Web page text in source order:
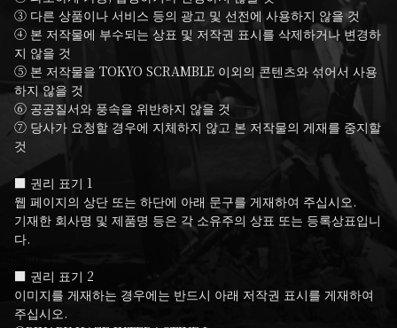
③ 다른 상품이나 서비스 등의 광고 및 선전에 사용하지 않을 것
④ 본 저작물에 부수되는 상표 및 저작권 표시를 삭제하거나 변경하
지 않을 것
⑤ 본 저작물을 TOKYO SCRAMBLE 이외의 콘텐츠와 섞어서 사용
하지 않을 것
⑥ 공공질서와 풍속을 위반하지 않을 것
⑦ 당사가 요청할 경우에 지체하지 않고 본 저작물의 게재를 중지할
것
■ 권리 표기 1
웹 페이지의 상단 또는 하단에 아래 문구를 게재하여 주십시오.
기재한 회사명 및 제품명 등은 각 소유주의 상표 또는 등록상표입니
다.
■ 권리 표기 2
이미지를 게재하는 경우에는 반드시 아래 저작권 표시를 게재하여
주십시오.